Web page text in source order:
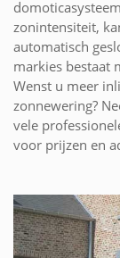
zonintensiteit,
automatisch
markies bestaat
Wenst u meer
zonnewering?
vele
voor prijzen en